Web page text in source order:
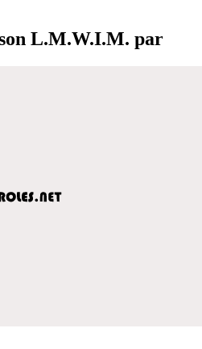
L.M.W.I.M. par